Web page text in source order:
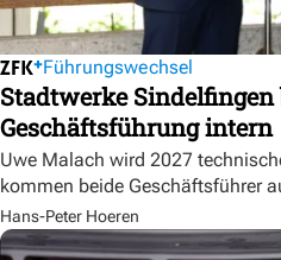
Führungswechsel
Stadtwerke Sindelfingen
Geschäftsführung intern
Uwe Malach wird 2027
kommen beide Geschäftsführer
Hans-Peter Hoeren